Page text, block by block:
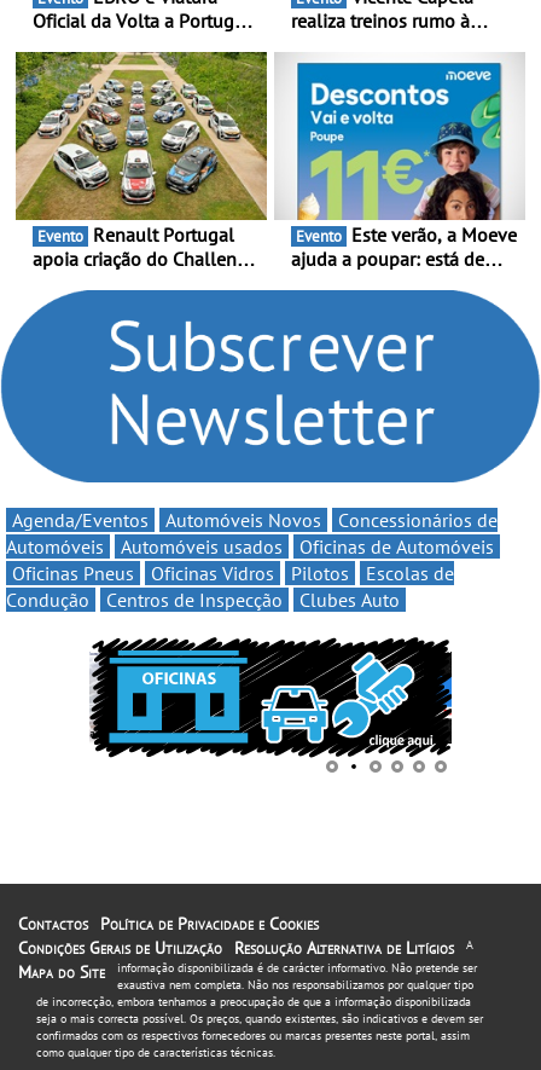
Oficial da Volta a Portugal
presença nacional ao lado
da mítica prova de ciclismo
e leva a sua gama SUV
multi-energia às estradas
de Portugal
realiza treinos rumo à
Portugal Karting e mira boa
estreia - O Campeonato
Portugal Karting 2026
decorre entre 1 de Março e
6 de Setembro
Evento
apoia criação do Challenge
compromisso com o
automobilismo nacional
continua em 2026
Evento
ajuda a poupar: está de
Volta” com descontos de
Agenda/Eventos Automóveis Novos
Concessionários de
Automóveis
Automóveis usados
Oficinas de Automóveis
Oficinas Pneus
Oficinas Vidros Pilotos
Escolas de
Condução
Centros de Inspecção Clubes Auto
Contactos
Política de Privacidade e Cookies
Condições Gerais de Utilização
Resolução Alternativa de Litígios
Mapa do Site
A
informação disponibilizada é de carácter informativo. Não pretende ser
exaustiva nem completa. Não nos responsabilizamos por qualquer tipo
de incorrecção, embora tenhamos a preocupação de que a informação disponibilizada
seja o mais correcta possível. Os preços, quando existentes, são indicativos e devem ser
confirmados com os respectivos fornecedores ou marcas presentes neste portal, assim
como qualquer tipo de características técnicas.